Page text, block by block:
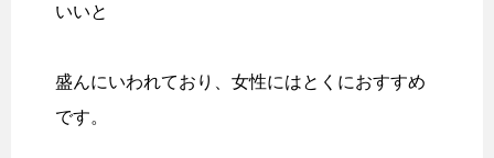
いいと
盛んにいわれており、女性にはとくにおすすめ
です。